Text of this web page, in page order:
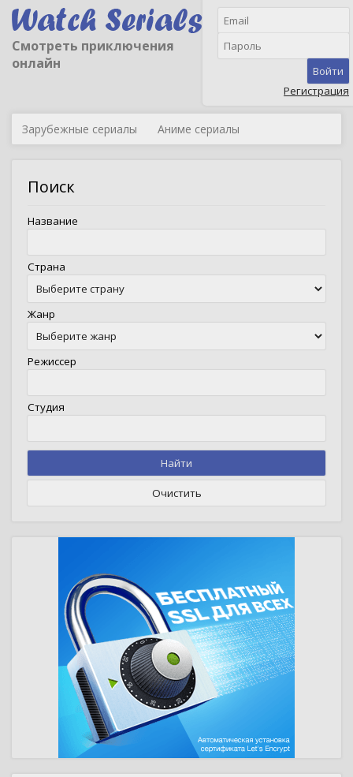
Смотреть приключения
онлайн
Войти
Регистрация
Зарубежные сериалы Аниме сериалы
Поиск
Название
Страна
Жанр
Режиссер
Студия
Найти
Очистить